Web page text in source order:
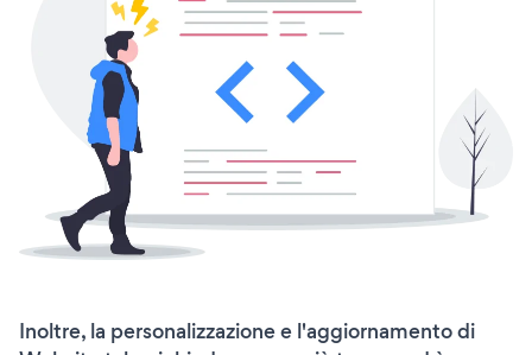
Inoltre, la personalizzazione e l'aggiornamento di